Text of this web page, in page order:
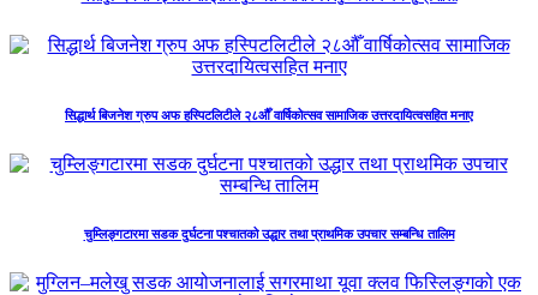
सिद्धार्थ बिजनेश ग्रुप अफ हस्पिटलिटीले २८औँ वार्षिकोत्सव सामाजिक उत्तरदायित्वसहित मनाए
चुम्लिङ्गटारमा सडक दुर्घटना पश्चातको उद्धार तथा प्राथमिक उपचार सम्बन्धि तालिम